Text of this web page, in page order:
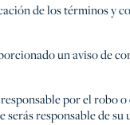
de los términos y
un aviso de
por el robo
responsable de